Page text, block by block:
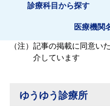
診療科目から探す
医療機関
（注） 記事の掲載に同意い
介しています
ゆうゆう診療所